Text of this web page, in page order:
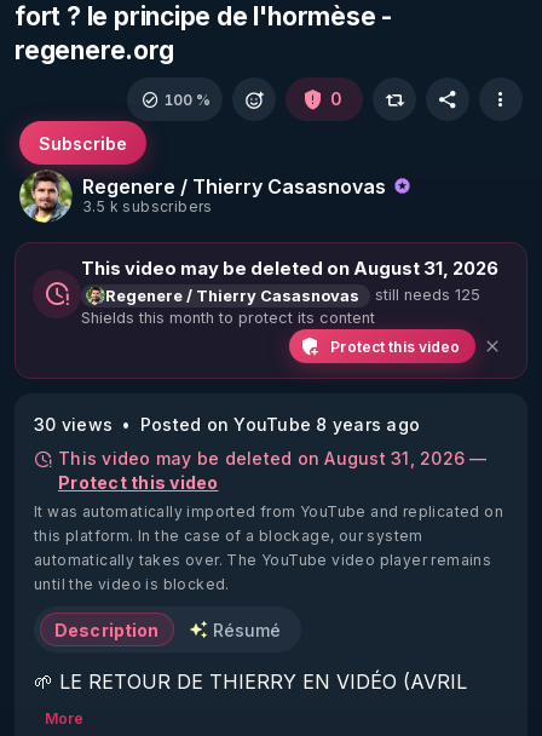
fort ? le principe de l'hormèse -
regenere.org
Regenere / Thierry Casasnovas
3.5 k subscribers
Subscribe
100 % 0
This video may be deleted on August 31, 2026
Regenere / Thierry Casasnovas
still needs 125
Shields this month to protect its content
Protect this video
30 views
Posted on YouTube 8 years ago
This video may be deleted on August 31, 2026 —
Protect this video
It was automatically imported from YouTube and replicated on
this platform. In the case of a blockage, our system
automatically takes over. The YouTube video player remains
until the video is blocked.
Description Résumé
🌱 LE RETOUR DE THIERRY EN VIDÉO (AVRIL
2022)!
More